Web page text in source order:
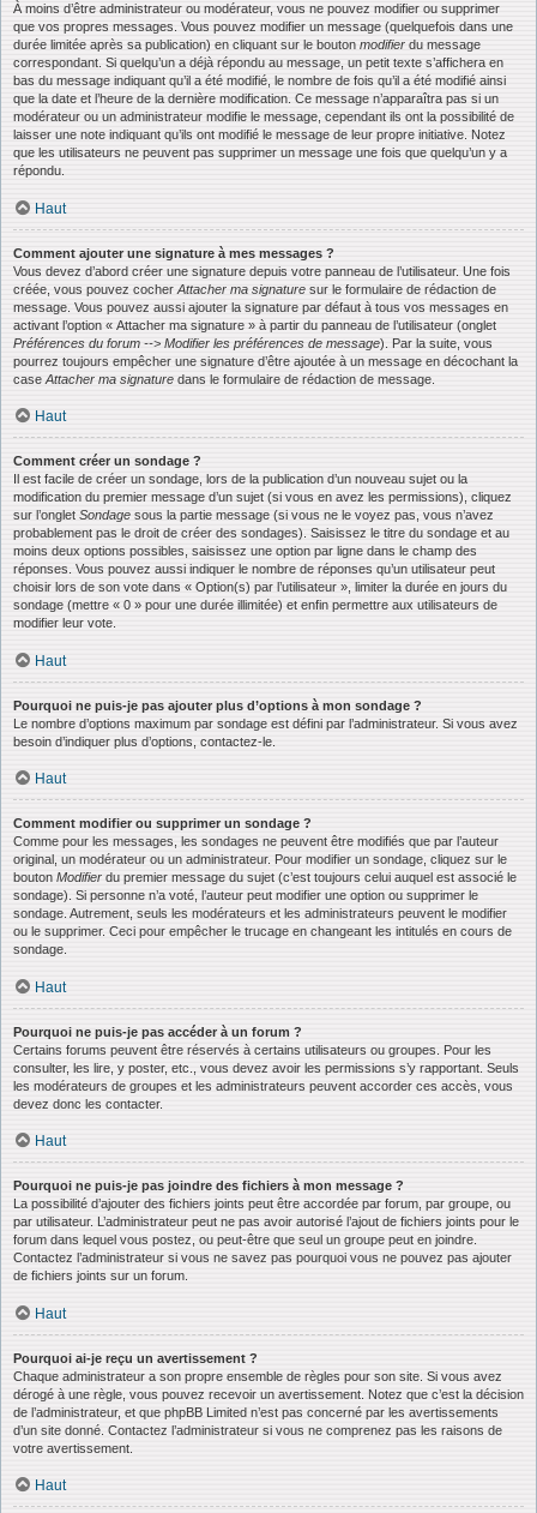
À moins d’être administrateur ou modérateur, vous ne pouvez modifier ou supprimer
que vos propres messages. Vous pouvez modifier un message (quelquefois dans une
durée limitée après sa publication) en cliquant sur le bouton modifier du message
correspondant. Si quelqu’un a déjà répondu au message, un petit texte s’affichera en
bas du message indiquant qu’il a été modifié, le nombre de fois qu’il a été modifié ainsi
que la date et l’heure de la dernière modification. Ce message n’apparaîtra pas si un
modérateur ou un administrateur modifie le message, cependant ils ont la possibilité de
laisser une note indiquant qu’ils ont modifié le message de leur propre initiative. Notez
que les utilisateurs ne peuvent pas supprimer un message une fois que quelqu’un y a
répondu.
Haut
Comment ajouter une signature à mes messages ?
Vous devez d’abord créer une signature depuis votre panneau de l’utilisateur. Une fois
créée, vous pouvez cocher Attacher ma signature sur le formulaire de rédaction de
message. Vous pouvez aussi ajouter la signature par défaut à tous vos messages en
activant l’option « Attacher ma signature » à partir du panneau de l’utilisateur (onglet
Préférences du forum --> Modifier les préférences de message). Par la suite, vous
pourrez toujours empêcher une signature d’être ajoutée à un message en décochant la
case Attacher ma signature dans le formulaire de rédaction de message.
Haut
Comment créer un sondage ?
Il est facile de créer un sondage, lors de la publication d’un nouveau sujet ou la
modification du premier message d’un sujet (si vous en avez les permissions), cliquez
sur l’onglet Sondage sous la partie message (si vous ne le voyez pas, vous n’avez
probablement pas le droit de créer des sondages). Saisissez le titre du sondage et au
moins deux options possibles, saisissez une option par ligne dans le champ des
réponses. Vous pouvez aussi indiquer le nombre de réponses qu’un utilisateur peut
choisir lors de son vote dans « Option(s) par l’utilisateur », limiter la durée en jours du
sondage (mettre « 0 » pour une durée illimitée) et enfin permettre aux utilisateurs de
modifier leur vote.
Haut
Pourquoi ne puis-je pas ajouter plus d’options à mon sondage ?
Le nombre d’options maximum par sondage est défini par l’administrateur. Si vous avez
besoin d’indiquer plus d’options, contactez-le.
Haut
Comment modifier ou supprimer un sondage ?
Comme pour les messages, les sondages ne peuvent être modifiés que par l’auteur
original, un modérateur ou un administrateur. Pour modifier un sondage, cliquez sur le
bouton Modifier du premier message du sujet (c’est toujours celui auquel est associé le
sondage). Si personne n’a voté, l’auteur peut modifier une option ou supprimer le
sondage. Autrement, seuls les modérateurs et les administrateurs peuvent le modifier
ou le supprimer. Ceci pour empêcher le trucage en changeant les intitulés en cours de
sondage.
Haut
Pourquoi ne puis-je pas accéder à un forum ?
Certains forums peuvent être réservés à certains utilisateurs ou groupes. Pour les
consulter, les lire, y poster, etc., vous devez avoir les permissions s’y rapportant. Seuls
les modérateurs de groupes et les administrateurs peuvent accorder ces accès, vous
devez donc les contacter.
Haut
Pourquoi ne puis-je pas joindre des fichiers à mon message ?
La possibilité d’ajouter des fichiers joints peut être accordée par forum, par groupe, ou
par utilisateur. L’administrateur peut ne pas avoir autorisé l’ajout de fichiers joints pour le
forum dans lequel vous postez, ou peut-être que seul un groupe peut en joindre.
Contactez l’administrateur si vous ne savez pas pourquoi vous ne pouvez pas ajouter
de fichiers joints sur un forum.
Haut
Pourquoi ai-je reçu un avertissement ?
Chaque administrateur a son propre ensemble de règles pour son site. Si vous avez
dérogé à une règle, vous pouvez recevoir un avertissement. Notez que c’est la décision
de l’administrateur, et que phpBB Limited n’est pas concerné par les avertissements
d’un site donné. Contactez l’administrateur si vous ne comprenez pas les raisons de
votre avertissement.
Haut